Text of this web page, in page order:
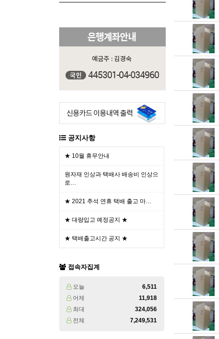
공지사항
★ 10월 휴무안내
원자재 인상과 택배사 배송비 인상으
로…
★ 2021 추석 연휴 택배 출고 마…
★ 대량입고 예정공지 ★
★ 택배출고시간 공지 ★
접속자집계
오늘
6,511
어제
11,918
최대
324,056
전체
7,249,531